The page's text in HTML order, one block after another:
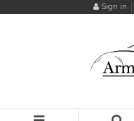
Sign in